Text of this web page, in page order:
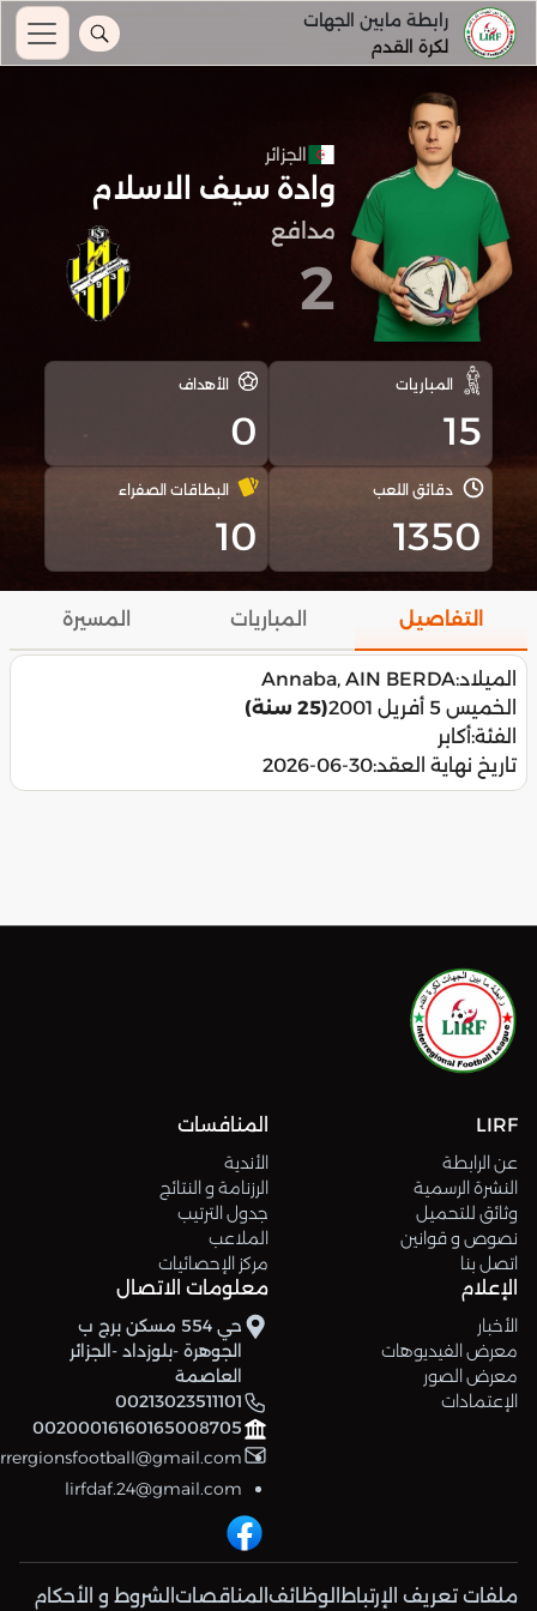
رابطة مابين الجهات
لكرة القدم
الجزائر
وادة سيف الاسلام
مدافع
2
المباريات
15
الأهداف
0
دقائق اللعب
1350
البطاقات الصفراء
10
التفاصيل المباريات المسيرة
الميلاد:Annaba, AIN BERDA
الخميس 5 أفريل 2001
(25 سنة)
الفئة:أكابر
تاريخ نهاية العقد:2026-06-30
LIRF
عن الرابطة
النشرة الرسمية
وثائق للتحميل
نصوص و قوانين
اتصل بنا
المنافسات
الأندية
الرزنامة و النتائج
جدول الترتيب
الملاعب
مركز الإحصائيات
الإعلام
الأخبار
معرض الفيديوهات
معرض الصور
الإعتمادات
معلومات الاتصال
حي 554 مسكن برج ب
الجوهرة -بلوزداد -الجزائر
العاصمة
00213023511101
00200016160165008705
lirfdaf.24@gmail.com
ملفات تعريف الإرتباط الوظائف المناقصات الشروط و الأحكام